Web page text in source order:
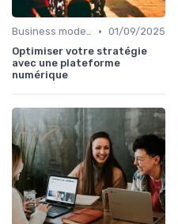
Business model de marketplace • 01/09/2025
Optimiser votre stratégie
avec une plateforme
numérique